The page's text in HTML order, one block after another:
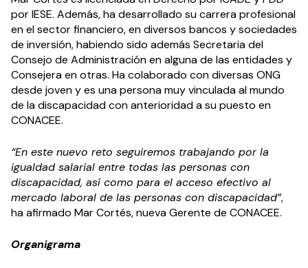
por IESE. Además, ha desarrollado su carrera profesional
en el sector financiero, en diversos bancos y sociedades
de inversión, habiendo sido además Secretaria del
Consejo de Administración en alguna de las entidades y
Consejera en otras. Ha colaborado con diversas ONG
desde joven y es una persona muy vinculada al mundo
de la discapacidad con anterioridad a su puesto en
CONACEE.
“En este nuevo reto seguiremos trabajando porla
igualdad salarial entre todas las personas con
discapacidad, así como para el acceso efectivo al
mercado laboral de las personas con discapacidad”,
ha afirmado Mar Cortés, nueva Gerente de CONACEE.
Organigrama